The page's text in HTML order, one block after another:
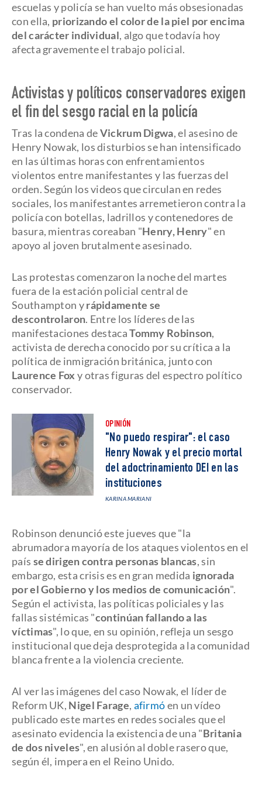
escuelas y policía se han vuelto más obsesionadas
con ella, priorizando el color de la piel por encima
del carácter individual, algo que todavía hoy
afecta gravemente el trabajo policial.
Activistas y políticos conservadores exigen
el fin del sesgo racial en la policía
Tras la condena deVickrum Digwa, el asesino de
Henry Nowak, los disturbios se han intensificado
en las últimas horas con enfrentamientos
violentos entre manifestantes y las fuerzas del
orden. Según los videos que circulan en redes
sociales, los manifestantes arremetieron contra la
policía con botellas, ladrillos y contenedores de
basura, mientras coreaban "Henry, Henry" en
apoyo al joven brutalmente asesinado.
Las protestas comenzaron la noche del martes
fuera de la estación policial central de
Southampton yrápidamente se
descontrolaron. Entre los líderes de las
manifestaciones destacaTommy Robinson,
activista de derecha conocido por su crítica a la
política de inmigración británica, junto con
Laurence Fox y otras figuras del espectro político
conservador.
OPINIÓN
"No puedo respirar": el caso
Henry Nowak y el precio mortal
del adoctrinamiento DEI en las
instituciones
KARINA MARIANI
Robinson denunció este jueves que "la
abrumadora mayoría de los ataques violentos en el
país se dirigen contra personas blancas, sin
embargo, esta crisis es en gran medida ignorada
por el Gobierno y los medios de comunicación".
Según el activista, las políticas policiales y las
fallas sistémicas "continúan fallando a las
víctimas", lo que, en su opinión, refleja un sesgo
institucional que deja desprotegida a la comunidad
blanca frente a la violencia creciente.
Al ver las imágenes del caso Nowak, el líder de
Reform UK, Nigel Farage, afirmóen un vídeo
publicado este martes en redes sociales que el
asesinato evidencia la existencia de una "Britania
de dos niveles", en alusión al doble rasero que,
según él, impera en el Reino Unido.